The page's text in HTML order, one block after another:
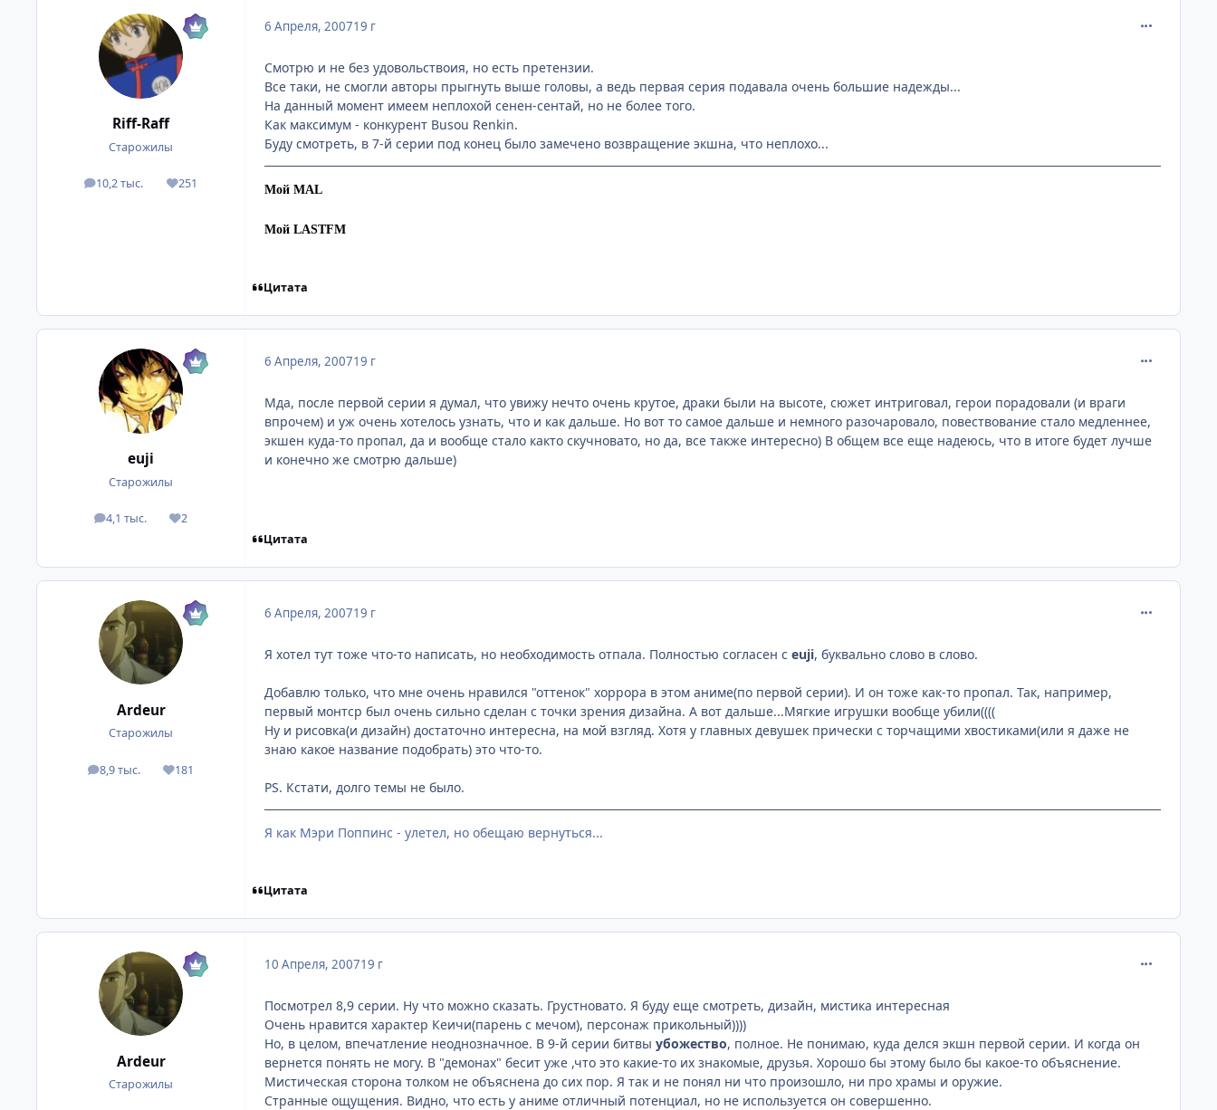
Riff-Raff
Старожилы
10,2 тыс.
посты 251
Репутация
6 Апреля, 200719 г
Смотрю и не без удовольствоия, но есть претензии.
Все таки, не смогли авторы прыгнуть выше головы, а ведь первая серия подавала очень большие надежды...
На данный момент имеем неплохой сенен-сентай, но не более того.
Как максимум - конкурент Busou Renkin.
Буду смотреть, в 7-й серии под конец было замечено возвращение экшна, что неплохо...
Мой MAL
Мой LASTFM
Цитата
euji
Старожилы
4,1 тыс.
посты 2
Репутация
6 Апреля, 200719 г
Мда, после первой серии я думал, что увижу нечто очень крутое, драки были на высоте, сюжет интриговал, герои порадовали (и враги
впрочем) и уж очень хотелось узнать, что и как дальше. Но вот то самое дальше и немного разочаровало, повествование стало медленнее,
экшен куда-то пропал, да и вообще стало както скучновато, но да, все также интересно) В общем все еще надеюсь, что в итоге будет лучше
и конечно же смотрю дальше)
Цитата
Ardeur
Старожилы
8,9 тыс.
посты 181
Репутация
6 Апреля, 200719 г
Я хотел тут тоже что-то написать, но необходимость отпала. Полностью согласен с euji, буквально слово в слово.
Добавлю только, что мне очень нравился "оттенок" хоррора в этом аниме(по первой серии). И он тоже как-то пропал. Так, например,
первый монтср был очень сильно сделан с точки зрения дизайна. А вот дальше...Мягкие игрушки вообще убили((((
Ну и рисовка(и дизайн) достаточно интересна, на мой взгляд. Хотя у главных девушек прически с торчащими хвостиками(или я даже не
знаю какое название подобрать) это что-то.
PS. Кстати, долго темы не было.
Я как Мэри Поппинс - улетел, но обещаю вернуться...
Цитата
Ardeur
Старожилы
10 Апреля, 200719 г
Посмотрел 8,9 серии. Ну что можно сказать. Грустновато. Я буду еще смотреть, дизайн, мистика интересная
Очень нравится характер Кеичи(парень с мечом), персонаж прикольный))))
Но, в целом, впечатление неоднозначное. В 9-й серии битвы убожество, полное. Не понимаю, куда делся экшн первой серии. И когда он
вернется понять не могу. В "демонах" бесит уже ,что это какие-то их знакомые, друзья. Хорошо бы этому было бы какое-то объяснение.
Мистическая сторона толком не объяснена до сих пор. Я так и не понял ни что произошло, ни про храмы и оружие.
Странные ощущения. Видно, что есть у аниме отличный потенциал, но не используется он совершенно.